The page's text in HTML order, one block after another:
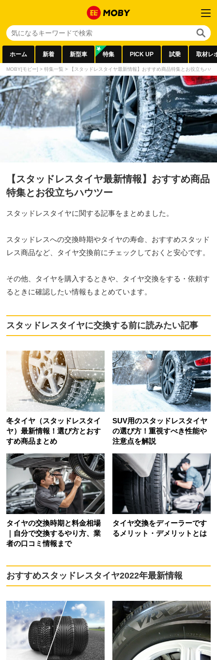
ホーム 新着 新型車 特集 PICK UP 試乗 取材レ
MOBY[モビー] > 特集一覧 > 【スタッドレスタイヤ最新情報】おすすめ商品特集とお役立ちハウ
【スタッドレスタイヤ最新情報】おすすめ商品
特集とお役立ちハウツー
スタッドレスタイヤに関する記事をまとめました。
スタッドレスへの交換時期やタイヤの寿命、おすすめスタッド
レス商品など、タイヤ交換前にチェックしておくと安心です。
その他、タイヤを購入するときや、タイヤ交換をする・依頼す
るときに確認したい情報もまとめています。
スタッドレスタイヤに交換する前に読みたい記事
冬タイヤ（スタッドレスタイ
ヤ）最新情報！選び方とおす
すめ商品まとめ
SUV用のスタッドレスタイヤ
の選び方！重視すべき性能や
注意点を解説
タイヤの交換時期と料金相場
｜自分で交換するやり方、業
者の口コミ情報まで
タイヤ交換をディーラーです
るメリット・デメリットとは
おすすめスタッドレスタイヤ2022年最新情報